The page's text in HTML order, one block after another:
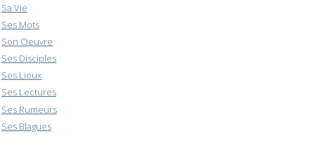
Sa Vie
Ses Mots
Son Oeuvre
Ses Disciples
Ses Lieux
Ses Lectures
Ses Rumeurs
Ses Blagues